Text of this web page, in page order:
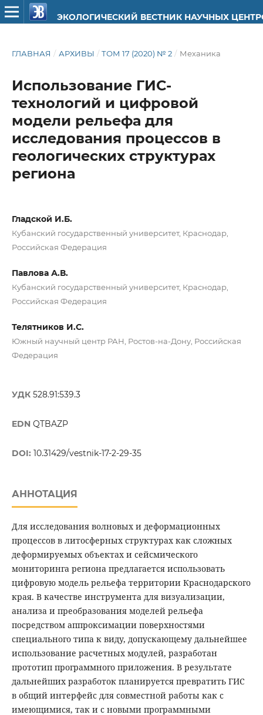
ЭКОЛОГИЧЕСКИЙ ВЕСТНИК НАУЧНЫХ
ГЛАВНАЯ / АРХИВЫ / ТОМ 17 (2020) № 2 / Механика
Использование ГИС-
технологий и цифровой
модели рельефа для
исследования процессов в
геологических структурах
региона
Гладской И.Б.
Кубанский государственный университет, Краснодар,
Российская Федерация
Павлова А.В.
Кубанский государственный университет, Краснодар,
Российская Федерация
Телятников И.С.
Южный научный центр РАН, Ростов-на-Дону, Российская
Федерация
УДК 528.91:539.3
EDN QTBAZP
DOI: 10.31429/vestnik-17-2-29-35
АННОТАЦИЯ
Для исследования волновых и деформационных
процессов в литосферных структурах как сложных
деформируемых объектах и сейсмического
мониторинга региона предлагается использовать
цифровую модель рельефа территории Краснодарского
края. В качестве инструмента для визуализации,
анализа и преобразования моделей рельефа
посредством аппроксимации поверхностями
специального типа к виду, допускающему дальнейшее
использование расчетных модулей, разработан
прототип программного приложения. В результате
дальнейших разработок планируется превратить ГИС
в общий интерфейс для совместной работы как с
имеющимися, так и с новыми программными